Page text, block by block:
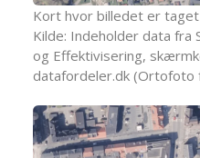
Kort hvor billedet er
Kilde: Indeholder data fra
og Effektivisering,
datafordeler.dk (Ortofoto